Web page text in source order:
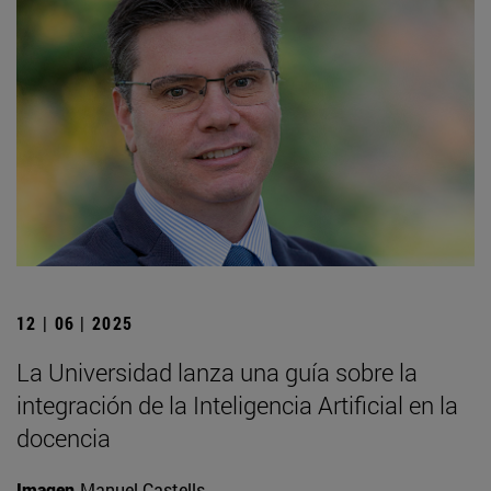
12 | 06 | 2025
La Universidad lanza una guía sobre la
integración de la Inteligencia Artificial en la
docencia